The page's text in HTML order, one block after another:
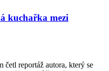
kuchařka mezi
četl reportáž autora, který se